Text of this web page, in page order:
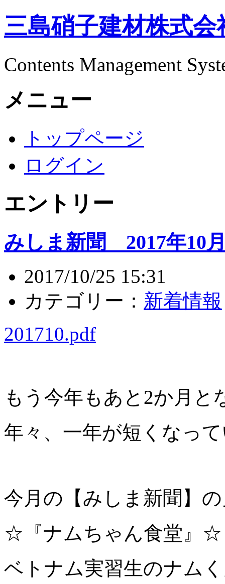
三島硝子建材株式
Contents Management
メニュー
トップページ
ログイン
エントリー
みしま新聞 2017年10
2017/10/25 15:31
カテゴリー： 新着情報
201710.pdf
もう今年もあと2か月と
年々、一年が短くなっ
今月の【みしま新聞】
☆『ナムちゃん食堂』☆
ベトナム実習生のナム